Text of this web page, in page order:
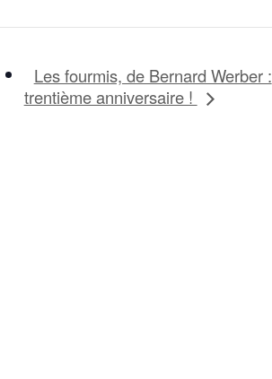
Les fourmis, de Bernard Werber :
trentième anniversaire !